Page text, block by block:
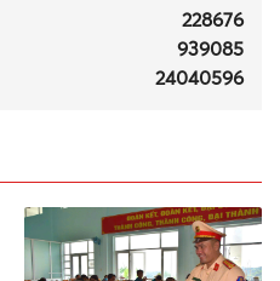
228676
939085
24040596